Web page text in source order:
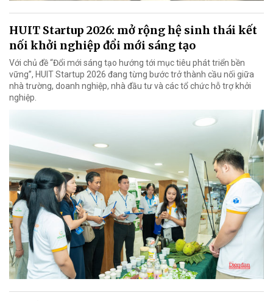
HUIT Startup 2026: mở rộng hệ sinh thái kết
nối khởi nghiệp đổi mới sáng tạo
Với chủ đề “Đổi mới sáng tạo hướng tới mục tiêu phát triển bền
vững”, HUIT Startup 2026 đang từng bước trở thành cầu nối giữa
nhà trường, doanh nghiệp, nhà đầu tư và các tổ chức hỗ trợ khởi
nghiệp.